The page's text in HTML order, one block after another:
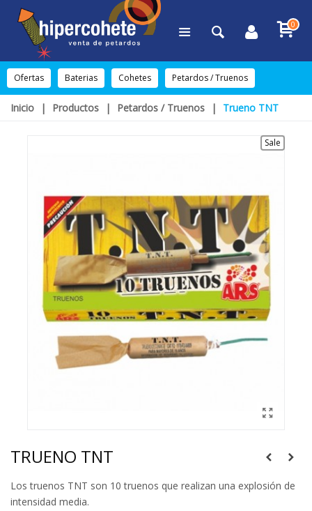
0
Ofertas Baterias Cohetes Petardos / Truenos
Inicio | Productos | Petardos / Truenos | Trueno TNT
Sale
TRUENO TNT
Los truenos TNT son 10 truenos que realizan una explosión de
intensidad media.